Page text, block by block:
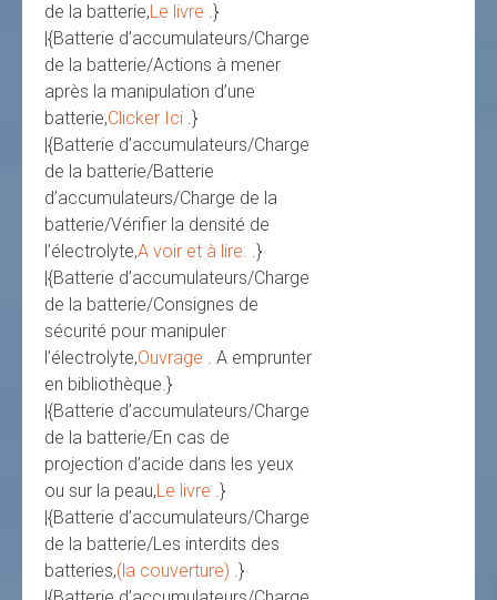
de la batterie,Le livre .}
|{Batterie d’accumulateurs/Charge
de la batterie/Actions à mener
après la manipulation d’une
batterie,Clicker Ici .}
|{Batterie d’accumulateurs/Charge
de la batterie/Batterie
d’accumulateurs/Charge de la
batterie/Vérifier la densité de
l’électrolyte,A voir et à lire. .}
|{Batterie d’accumulateurs/Charge
de la batterie/Consignes de
sécurité pour manipuler
l’électrolyte,Ouvrage . A emprunter
en bibliothèque.}
|{Batterie d’accumulateurs/Charge
de la batterie/En cas de
projection d’acide dans les yeux
ou sur la peau,Le livre .}
|{Batterie d’accumulateurs/Charge
de la batterie/Les interdits des
batteries,(la couverture) .}